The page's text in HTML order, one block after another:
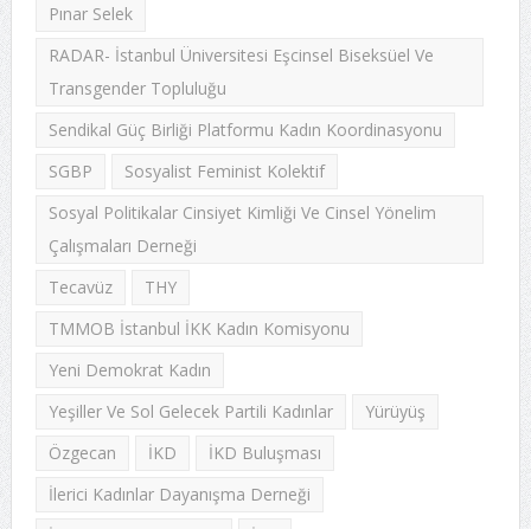
Pınar Selek
RADAR- İstanbul Üniversitesi Eşcinsel Biseksüel Ve
Transgender Topluluğu
Sendikal Güç Birliği Platformu Kadın Koordinasyonu
SGBP
Sosyalist Feminist Kolektif
Sosyal Politikalar Cinsiyet Kimliği Ve Cinsel Yönelim
Çalışmaları Derneği
Tecavüz
THY
TMMOB İstanbul İKK Kadın Komisyonu
Yeni Demokrat Kadın
Yeşiller Ve Sol Gelecek Partili Kadınlar
Yürüyüş
Özgecan
İKD
İKD Buluşması
İlerici Kadınlar Dayanışma Derneği